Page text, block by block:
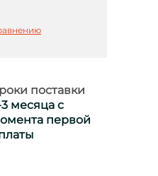
поставки
месяца с
первой